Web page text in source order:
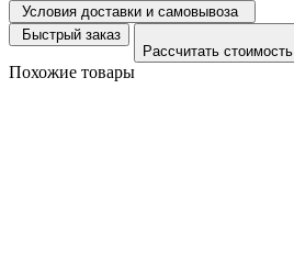
Условия доставки и самовывоза
Быстрый заказ
Рассчитать стоимость
Похожие товары